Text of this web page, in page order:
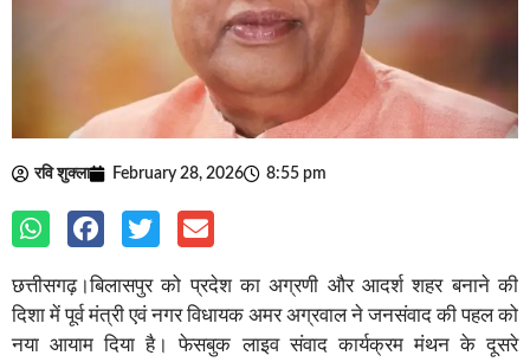
रवि शुक्ला February 28, 2026 8:55 pm
छत्तीसगढ़।बिलासपुर को प्रदेश का अग्रणी और आदर्श शहर बनाने की
दिशा में पूर्व मंत्री एवं नगर विधायक अमर अग्रवाल ने जनसंवाद की पहल को
नया आयाम दिया है। फेसबुक लाइव संवाद कार्यक्रम मंथन के दूसरे